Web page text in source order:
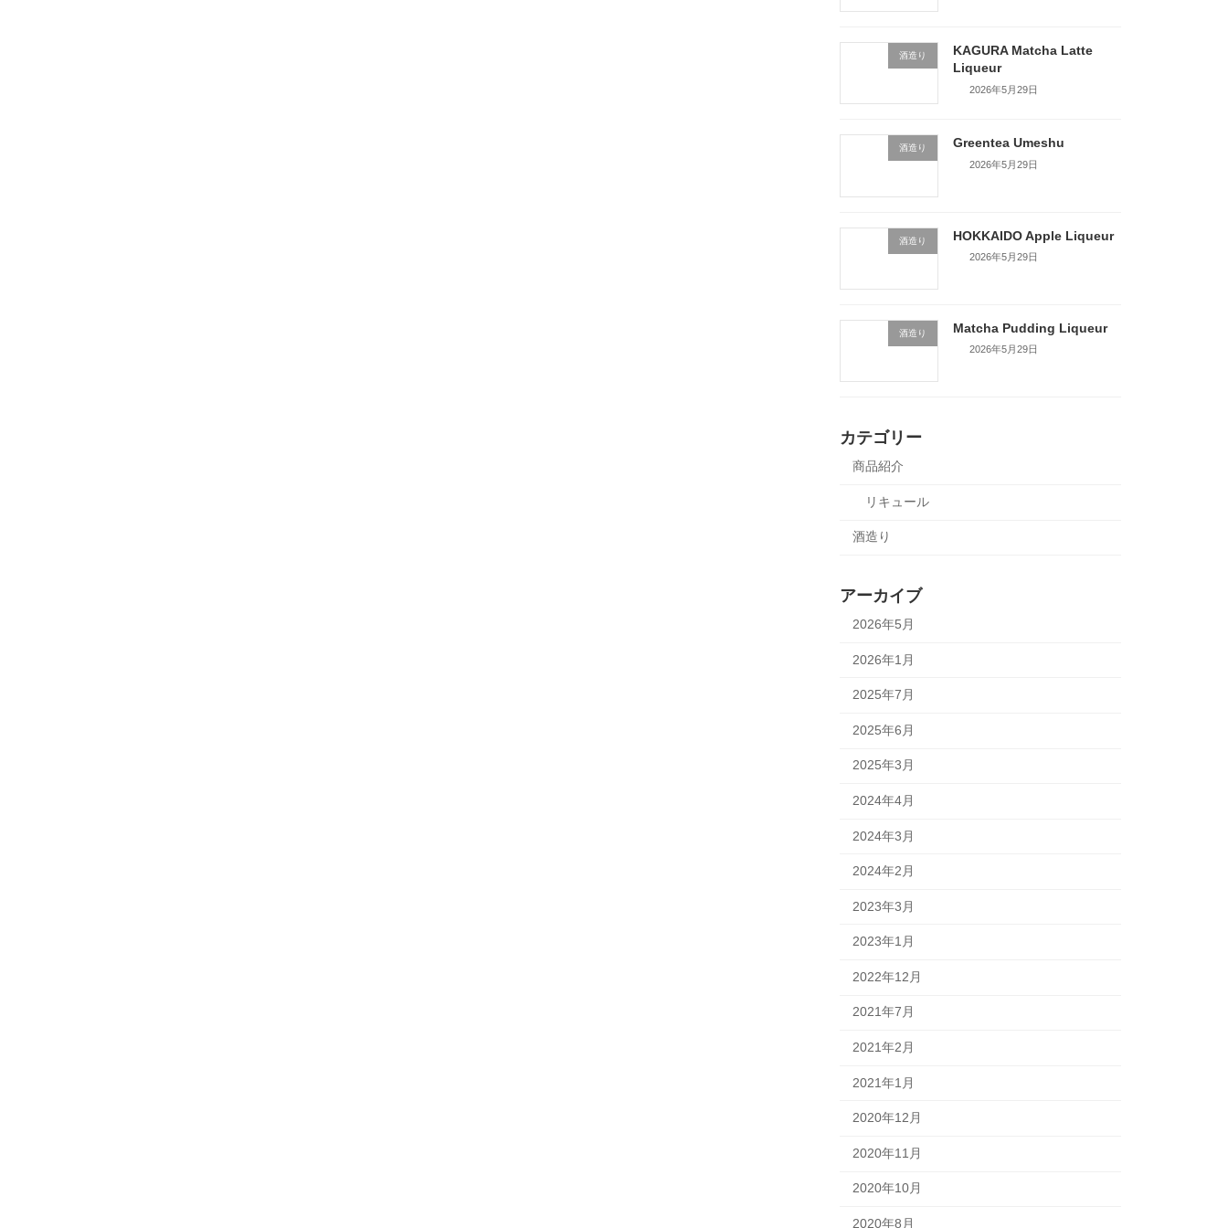
酒造り
KAGURA Matcha Latte
Liqueur
2026年5月29日
酒造り Greentea Umeshu
2026年5月29日
酒造り HOKKAIDO Apple Liqueur
2026年5月29日
酒造り Matcha Pudding Liqueur
2026年5月29日
カテゴリー
商品紹介
リキュール
酒造り
アーカイブ
2026年5月
2026年1月
2025年7月
2025年6月
2025年3月
2024年4月
2024年3月
2024年2月
2023年3月
2023年1月
2022年12月
2021年7月
2021年2月
2021年1月
2020年12月
2020年11月
2020年10月
2020年8月